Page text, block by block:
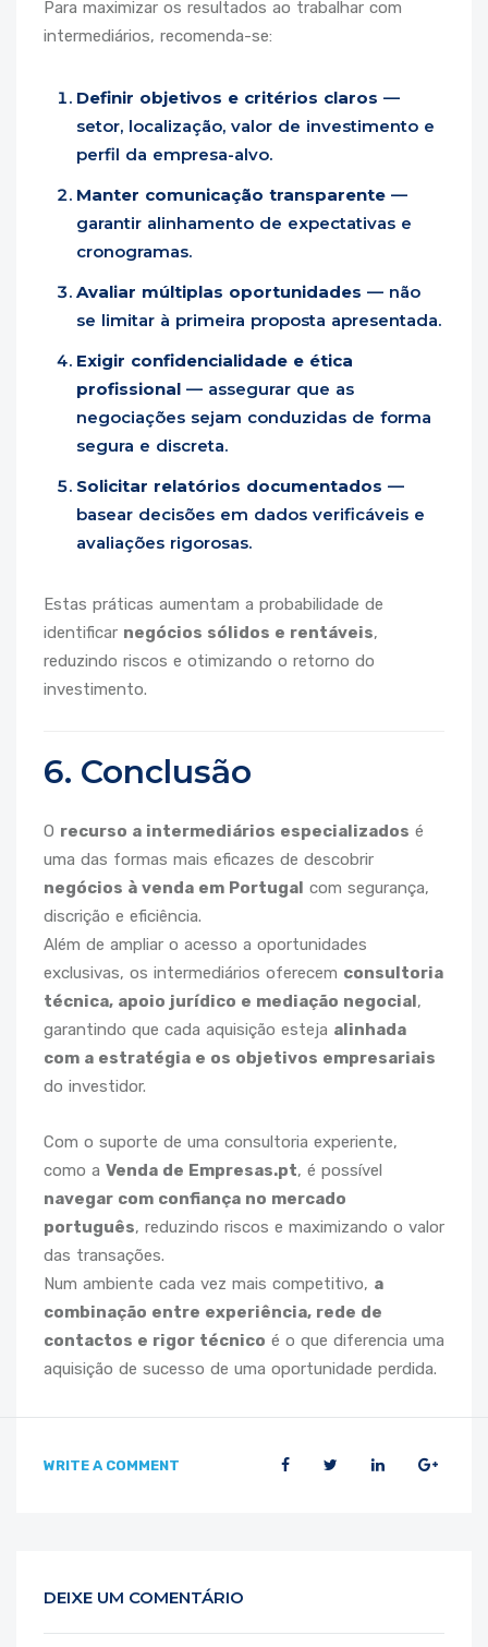
Para maximizar os resultados ao trabalhar com
intermediários, recomenda-se:
Definir objetivos e critérios claros —
setor, localização, valor de investimento e
perfil da empresa-alvo.
Manter comunicação transparente —
garantir alinhamento de expectativas e
cronogramas.
Avaliar múltiplas oportunidades — não
se limitar à primeira proposta apresentada.
Exigir confidencialidade e ética
profissional — assegurar que as
negociações sejam conduzidas de forma
segura e discreta.
Solicitar relatórios documentados —
basear decisões em dados verificáveis e
avaliações rigorosas.
Estas práticas aumentam a probabilidade de
identificar negócios sólidos e rentáveis,
reduzindo riscos e otimizando o retorno do
investimento.
6. Conclusão
O recurso a intermediários especializados é
uma das formas mais eficazes de descobrir
negócios à venda em Portugal com segurança,
discrição e eficiência.
Além de ampliar o acesso a oportunidades
exclusivas, os intermediários oferecem consultoria
técnica, apoio jurídico e mediação negocial,
garantindo que cada aquisição esteja alinhada
com a estratégia e os objetivos empresariais
do investidor.
Com o suporte de uma consultoria experiente,
como a Venda de Empresas.pt, é possível
navegar com confiança no mercado
português, reduzindo riscos e maximizando o valor
das transações.
Num ambiente cada vez mais competitivo, a
combinação entre experiência, rede de
contactos e rigor técnico é o que diferencia uma
aquisição de sucesso de uma oportunidade perdida.
WRITE A COMMENT
DEIXE UM COMENTÁRIO